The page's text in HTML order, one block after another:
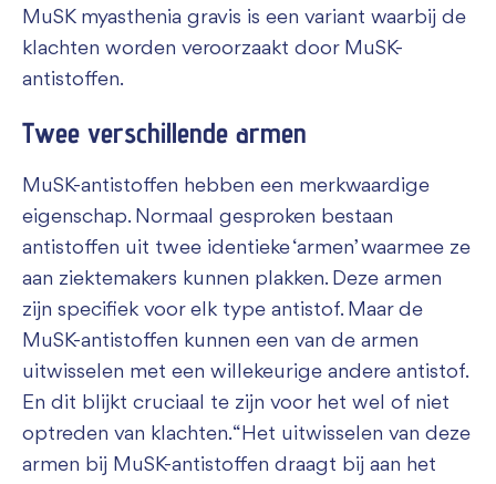
MuSK myasthenia gravis is een variant waarbij de
klachten worden veroorzaakt door MuSK-
antistoffen.
Twee verschillende armen
MuSK-antistoffen hebben een merkwaardige
eigenschap. Normaal gesproken bestaan
antistoffen uit twee identieke ‘armen’ waarmee ze
aan ziektemakers kunnen plakken. Deze armen
zijn specifiek voor elk type antistof. Maar de
MuSK-antistoffen kunnen een van de armen
uitwisselen met een willekeurige andere antistof.
En dit blijkt cruciaal te zijn voor het wel of niet
optreden van klachten. “Het uitwisselen van deze
armen bij MuSK-antistoffen draagt bij aan het